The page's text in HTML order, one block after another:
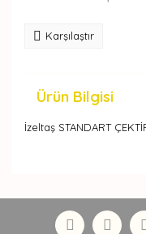
Karşılaştır
Ürün Bilgisi
İzeltaş STANDART
formunu kullanarak
Görüş ve